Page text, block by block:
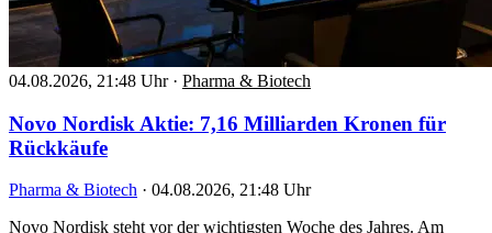
04.08.2026, 21:48 Uhr · Pharma & Biotech
Novo Nordisk Aktie: 7,16 Milliarden Kronen für
Rückkäufe
Pharma & Biotech · 04.08.2026, 21:48 Uhr
Novo Nordisk steht vor der wichtigsten Woche des Jahres. Am